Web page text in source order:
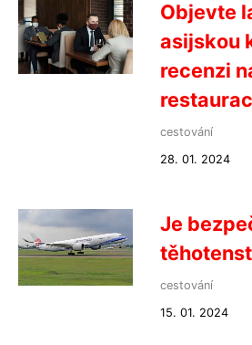
Objevte
asijskou
recenzi
cestování
28. 01. 2024
Je
cestování
15. 01. 2024